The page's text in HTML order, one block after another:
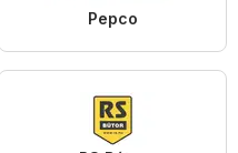
Pepco